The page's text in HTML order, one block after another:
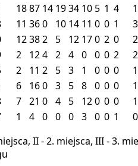
1887 14 1934 10 5 1 4
11 360 10 14 11 0 0 1
12382 5 12 170 2 0
2 124 2 4 0 0 0 2
2 11 2 5 3 1 0 0 0
6 160 3 5 8 0 0 0
7 21 0 4 5 120 0 0
1 4 0 0 0 3 0 0 1 0
II - 2. miejsca, III - 3.